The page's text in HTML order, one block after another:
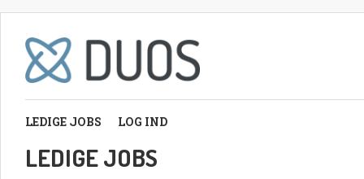
LEDIGE JOBS LOG IND
LEDIGE JOBS